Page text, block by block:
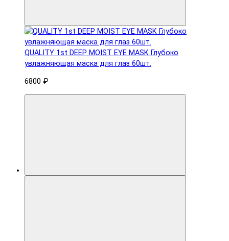
QUALITY 1st DEEP MOIST EYE MASK Глубоко
увлажняющая маска для глаз 60шт.
6800 ₽